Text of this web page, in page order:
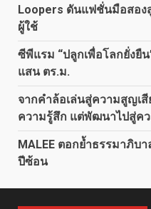
Loopers ดันแฟชั่นมือสอง
ผู้ใช้
ซีพีแรม “ปลูกเพื่อโลกยั่งยื
แสน ตร.ม.
จากคำล้อเล่นสู่ความสูญเสี
ความรู้สึก แต่พัฒนาไปสู่ค
MALEE ตอกย้ำธรรมาภิบ
ปีซ้อน